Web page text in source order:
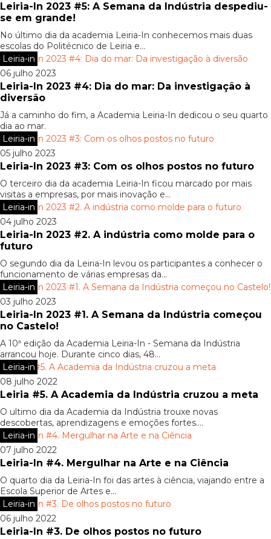
Leiria-In 2023 #5: A Semana da Indústria despediu-
se em grande!
No último dia da academia Leiria-In conhecemos mais duas
escolas do Politécnico de Leiria e...
Leiria-in
06 julho 2023
Leiria-In 2023 #4: Dia do mar: Da investigação à
diversão
Já a caminho do fim, a Academia Leiria-In dedicou o seu quarto
dia ao mar.
Leiria-in
05 julho 2023
Leiria-In 2023 #3: Com os olhos postos no futuro
O terceiro dia da academia Leiria-In ficou marcado por mais
visitas a empresas, por mais inovação e...
Leiria-in
04 julho 2023
Leiria-In 2023 #2. A indústria como molde para o
futuro
O segundo dia da Leiria-In levou os participantes a conhecer o
funcionamento de várias empresas da...
Leiria-in
03 julho 2023
Leiria-In 2023 #1. A Semana da Indústria começou
no Castelo!
A 10ª edição da Academia Leiria-In - Semana da Indústria
arrancou hoje. Durante cinco dias, 48...
Leiria-in
08 julho 2022
Leiria #5. A Academia da Indústria cruzou a meta
O ultimo dia da Academia da Indústria trouxe novas
descobertas, aprendizagens e emoções fortes....
Leiria-in
07 julho 2022
Leiria-In #4. Mergulhar na Arte e na Ciência
O quarto dia da Leiria-In foi das artes à ciência, viajando entre a
Escola Superior de Artes e...
Leiria-in
06 julho 2022
Leiria-In #3. De olhos postos no futuro